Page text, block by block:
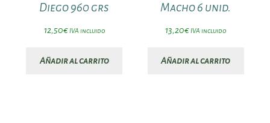
Diego 960 grs
12,50€ IVA incluido
Añadir al carrito
Macho 6 unid.
13,20€ IVA incluido
Añadir al carrito